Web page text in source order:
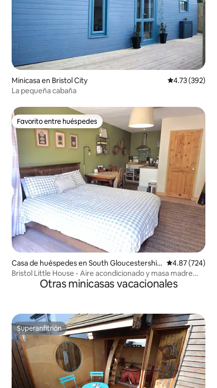
Minicasa en Bristol City Calificación
4.73 (392)
La pequeña cabaña
Favorito entre huéspedes
Favorito entre huéspedes
Casa de huéspedes en South Gloucestershir
e
Calificación
4.87 (724)
Bristol Little House - Aire acondicionado y masa madre
Otras minicasas vacacionales
Superanfitrión
Superanfitrión